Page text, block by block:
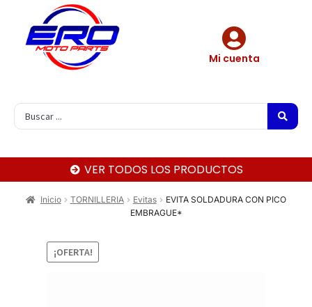
Mi cuenta
VER TODOS LOS PRODUCTOS
Inicio TORNILLERIA Evitas
EVITA SOLDADURA CON PICO
EMBRAGUE*
¡OFERTA!